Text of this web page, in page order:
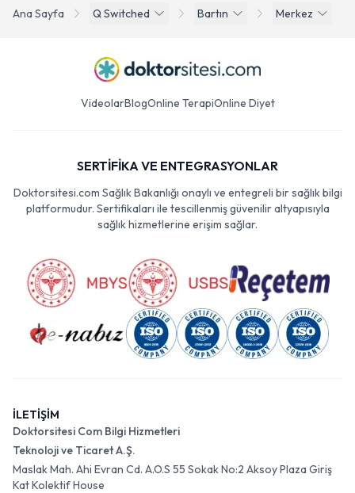
Ana Sayfa Q Switched Bartın Merkez
VideolarBlogOnline TerapiOnline Diyet
SERTİFİKA VE ENTEGRASYONLAR
Doktorsitesi.com Sağlık Bakanlığı onaylı ve entegreli bir sağlık bilgi
platformudur. Sertifikaları ile tescillenmiş güvenilir altyapısıyla
sağlık hizmetlerine erişim sağlar.
İLETİŞİM
Doktorsitesi Com Bilgi Hizmetleri
Teknoloji ve Ticaret A.Ş.
Maslak Mah. Ahi Evran Cd. A.O.S 55 Sokak No:2 Aksoy Plaza Giriş
Kat Kolektif House